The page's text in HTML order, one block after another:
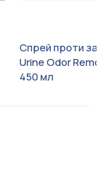
Спрей проти
Urine Odor
450 мл